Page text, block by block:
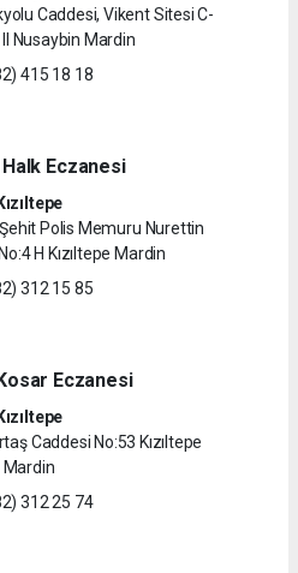
Caddesi, Vikent Sitesi C-
II Nusaybin Mardin
415 18 18
Halk Eczanesi
Kızıltepe
Polis Memuru Nurettin
H Kızıltepe Mardin
312 15 85
Eczanesi
Kızıltepe
Caddesi No:53 Kızıltepe
Mardin
312 25 74